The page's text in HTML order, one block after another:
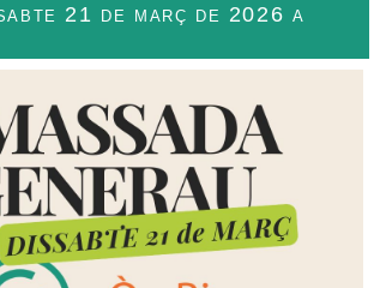
21 de març de 2026 a